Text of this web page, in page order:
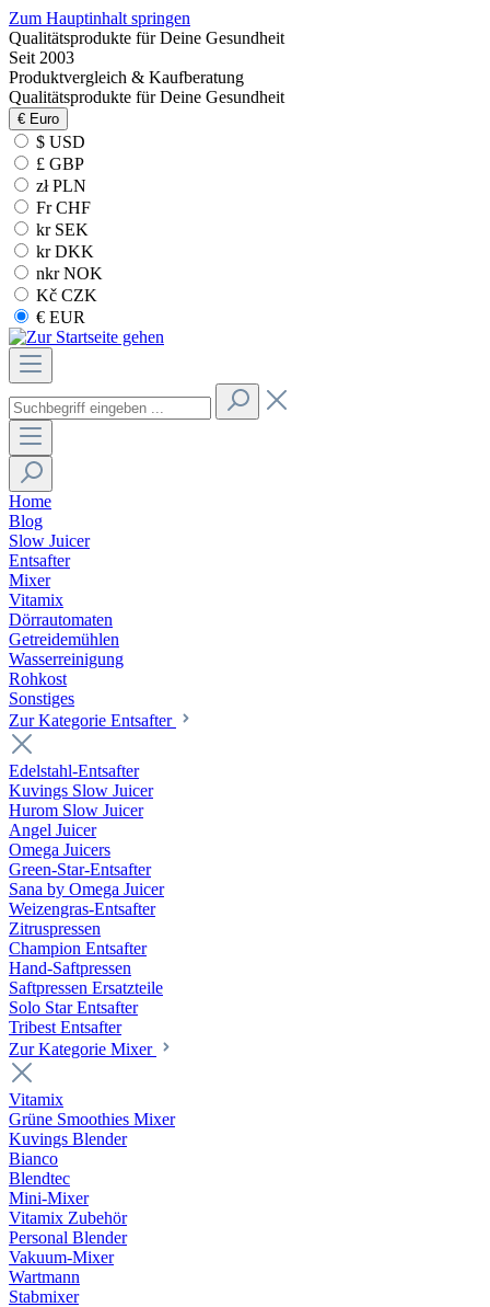
Zum Hauptinhalt springen
Qualitätsprodukte für Deine Gesundheit
Seit 2003
Produktvergleich & Kaufberatung
Qualitätsprodukte für Deine Gesundheit
€ Euro
$ USD
£ GBP
zł PLN
Fr CHF
kr SEK
kr DKK
nkr NOK
Kč CZK
€ EUR
Home
Blog
Slow Juicer
Entsafter
Mixer
Vitamix
Dörrautomaten
Getreidemühlen
Wasserreinigung
Rohkost
Sonstiges
Zur Kategorie Entsafter
Edelstahl-Entsafter
Kuvings Slow Juicer
Hurom Slow Juicer
Angel Juicer
Omega Juicers
Green-Star-Entsafter
Sana by Omega Juicer
Weizengras-Entsafter
Zitruspressen
Champion Entsafter
Hand-Saftpressen
Saftpressen Ersatzteile
Solo Star Entsafter
Tribest Entsafter
Zur Kategorie Mixer
Vitamix
Grüne Smoothies Mixer
Kuvings Blender
Bianco
Blendtec
Mini-Mixer
Vitamix Zubehör
Personal Blender
Vakuum-Mixer
Wartmann
Stabmixer